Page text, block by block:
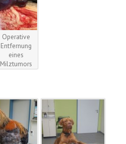
Operative
Entfernung
eines
Milztumors